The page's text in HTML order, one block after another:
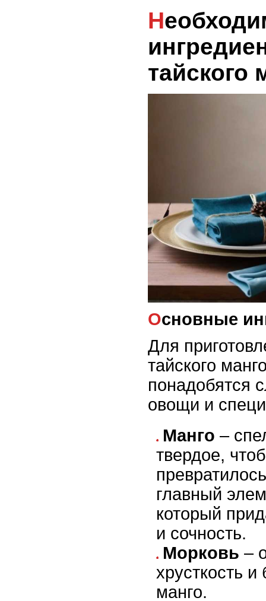
Необходимые
тайского
Основные
Для
тайского
понадобятся
овощи и
Манго –
твердоe,
главный
который
и сочность.
Морковь –
хрусткость и
манго.